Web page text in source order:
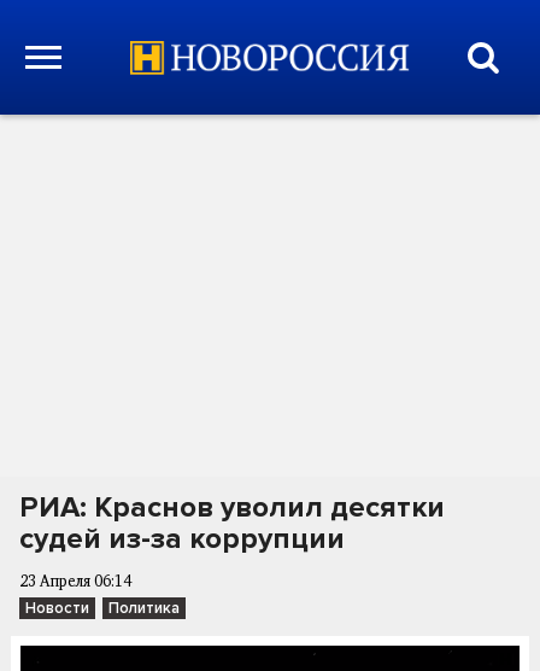
РИА: Краснов уволил десятки
судей из-за коррупции
23 Апреля 06:14
Новости Политика